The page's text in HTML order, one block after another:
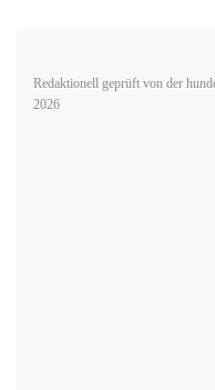
Redaktionell geprüft von der
2026